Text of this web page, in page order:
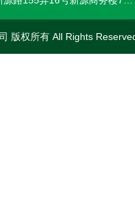
版权所有 All Rights